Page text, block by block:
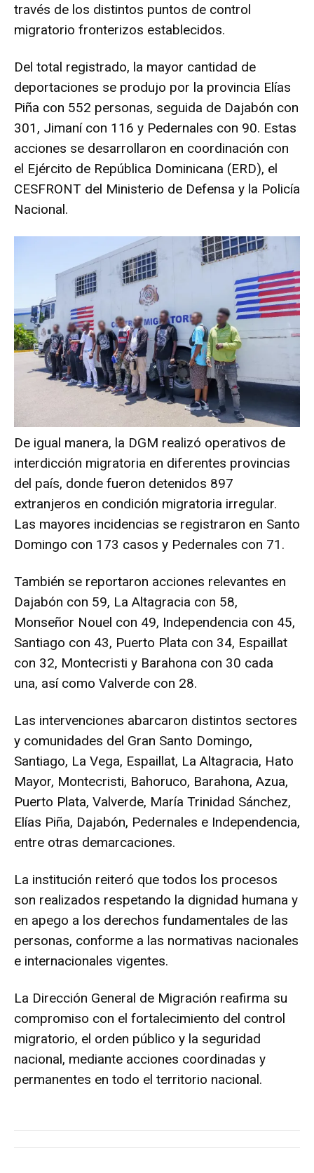
través de los distintos puntos de control
migratorio fronterizos establecidos.
Del total registrado, la mayor cantidad de
deportaciones se produjo por la provincia Elías
Piña con 552 personas, seguida de Dajabón con
301, Jimaní con 116 y Pedernales con 90. Estas
acciones se desarrollaron en coordinación con
el Ejército de República Dominicana (ERD), el
CESFRONT del Ministerio de Defensa y la Policía
Nacional.
De igual manera, la DGM realizó operativos de
interdicción migratoria en diferentes provincias
del país, donde fueron detenidos 897
extranjeros en condición migratoria irregular.
Las mayores incidencias se registraron en Santo
Domingo con 173 casos y Pedernales con 71.
También se reportaron acciones relevantes en
Dajabón con 59, La Altagracia con 58,
Monseñor Nouel con 49, Independencia con 45,
Santiago con 43, Puerto Plata con 34, Espaillat
con 32, Montecristi y Barahona con 30 cada
una, así como Valverde con 28.
Las intervenciones abarcaron distintos sectores
y comunidades del Gran Santo Domingo,
Santiago, La Vega, Espaillat, La Altagracia, Hato
Mayor, Montecristi, Bahoruco, Barahona, Azua,
Puerto Plata, Valverde, María Trinidad Sánchez,
Elías Piña, Dajabón, Pedernales e Independencia,
entre otras demarcaciones.
La institución reiteró que todos los procesos
son realizados respetando la dignidad humana y
en apego a los derechos fundamentales de las
personas, conforme a las normativas nacionales
e internacionales vigentes.
La Dirección General de Migración reafirma su
compromiso con el fortalecimiento del control
migratorio, el orden público y la seguridad
nacional, mediante acciones coordinadas y
permanentes en todo el territorio nacional.